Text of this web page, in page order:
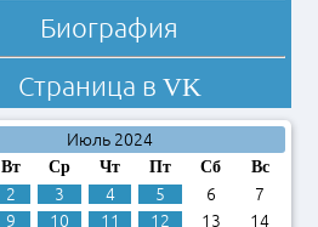
Биография
Страница в VK
Июль 2024
Вт Ср Чт Пт Сб Вс
2 3 4 5 6
7
9 10 11 12 13 14